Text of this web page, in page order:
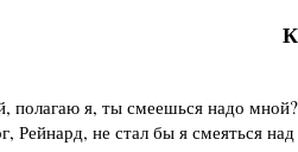
я, ты смеешься надо
Рейнард, не стал бы я смеяться